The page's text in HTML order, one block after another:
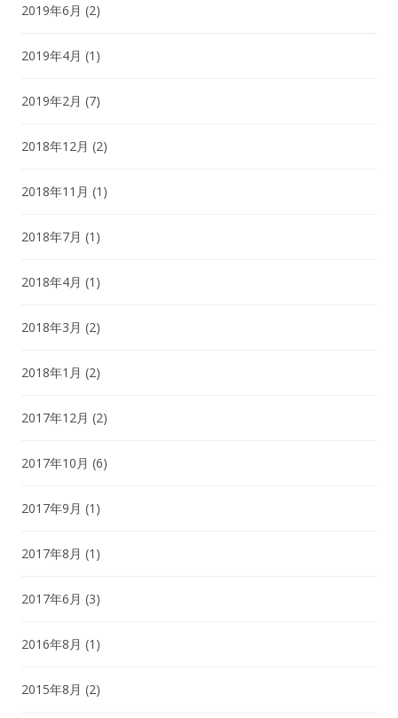
2019年6月 (2)
2019年4月 (1)
2019年2月 (7)
2018年12月 (2)
2018年11月 (1)
2018年7月 (1)
2018年4月 (1)
2018年3月 (2)
2018年1月 (2)
2017年12月 (2)
2017年10月 (6)
2017年9月 (1)
2017年8月 (1)
2017年6月 (3)
2016年8月 (1)
2015年8月 (2)